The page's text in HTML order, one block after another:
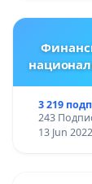
3 219
243
13 Jun 2022